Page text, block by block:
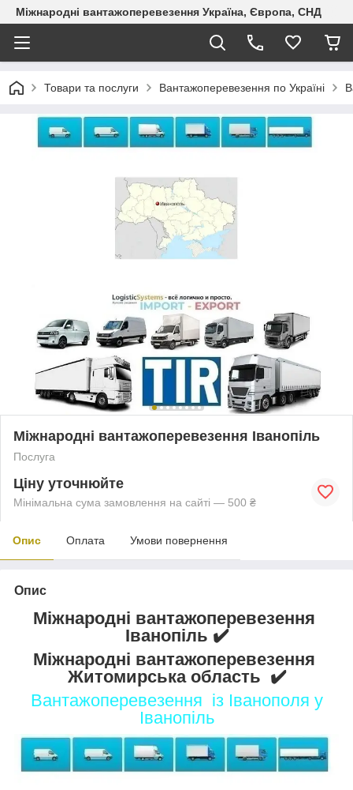
Міжнародні вантажоперевезення Україна, Європа, СНД
Товари та послуги Вантажоперевезення по Україні
Міжнародні вантажоперевезення Іванопіль
Послуга
Ціну уточнюйте
Мінімальна сума замовлення на сайті — 500 ₴
Опис Оплата Умови повернення
Опис
Міжнародні вантажоперевезення
Іванопіль ✔️
Міжнародні вантажоперевезення
Житомирська область ✔️
Вантажоперевезення із Іванополя у
Іванопіль